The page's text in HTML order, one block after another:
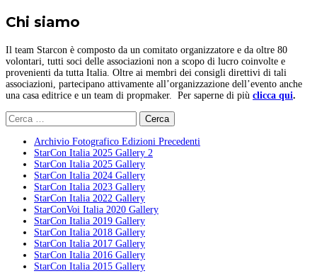
Chi siamo
Il team Starcon è composto da un comitato organizzatore e da oltre 80
volontari, tutti soci delle associazioni non a scopo di lucro coinvolte e
provenienti da tutta Italia. Oltre ai membri dei consigli direttivi di tali
associazioni, partecipano attivamente all’organizzazione dell’evento anche
una casa editrice e un team di propmaker. Per saperne di più clicca qui.
Ricerca
per:
Archivio Fotografico Edizioni Precedenti
StarCon Italia 2025 Gallery 2
StarCon Italia 2025 Gallery
StarCon Italia 2024 Gallery
StarCon Italia 2023 Gallery
StarCon Italia 2022 Gallery
StarConVoi Italia 2020 Gallery
StarCon Italia 2019 Gallery
StarCon Italia 2018 Gallery
StarCon Italia 2017 Gallery
StarCon Italia 2016 Gallery
StarCon Italia 2015 Gallery